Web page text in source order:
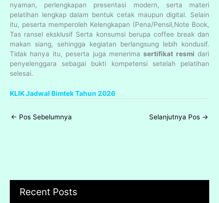
nyaman, perlengkapan presentasi modern, serta materi
pelatihan lengkap dalam bentuk cetak maupun digital. Selain
itu, peserta memperoleh Kelengkapan (Pena/Pensil,Note Book,
Tas ransel eksklusif Serta konsumsi berupa coffee break dan
makan siang, sehingga kegiatan berlangsung lebih kondusif.
Tidak hanya itu, peserta juga menerimasertifikat resmi dari
penyelenggara sebagai bukti kompetensi setelah pelatihan
selesai.
KLIK Jadwal Bimtek Tahun 2026
← Pos Sebelumnya Selanjutnya Pos →
Recent Posts